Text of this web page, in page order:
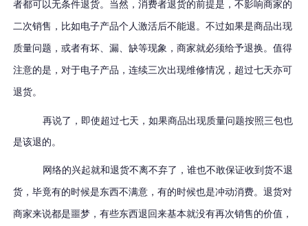
者都可以无条件退货。当然，消费者退货的前提是，不影响商家的
二次销售，比如电子产品个人激活后不能退。不过如果是商品出现
质量问题，或者有坏、漏、缺等现象，商家就必须给予退换。值得
注意的是，对于电子产品，连续三次出现维修情况，超过七天亦可
退货。
再说了，即使超过七天，如果商品出现质量问题按照三包也
是该退的。
网络的兴起就和退货不离不弃了，谁也不敢保证收到货不退
货，毕竟有的时候是东西不满意，有的时候也是冲动消费。退货对
商家来说都是噩梦，有些东西退回来基本就没有再次销售的价值，